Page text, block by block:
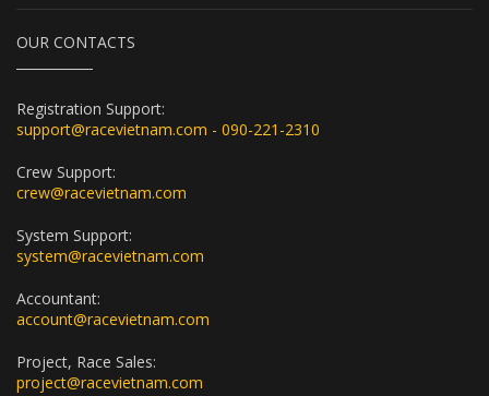
OUR CONTACTS
Registration Support:
support@racevietnam.com - 090-221-2310
Crew Support:
crew@racevietnam.com
System Support:
system@racevietnam.com
Accountant:
account@racevietnam.com
Project, Race Sales:
project@racevietnam.com